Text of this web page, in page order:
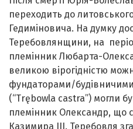
переходить до
Гедиміновича. На думку
Теребовлянщини, на
племінник Любарта-
великою вірогідністю
фундаторами/
(“Trębowla castra”) могли
племінник Олександр, що
Казимира ІІІ. Теребовля